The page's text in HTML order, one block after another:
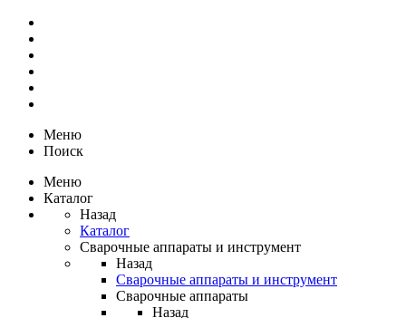
Меню
Поиск
Меню
Каталог
Назад
Каталог
Сварочные аппараты и инструмент
Назад
Сварочные аппараты и инструмент
Сварочные аппараты
Назад